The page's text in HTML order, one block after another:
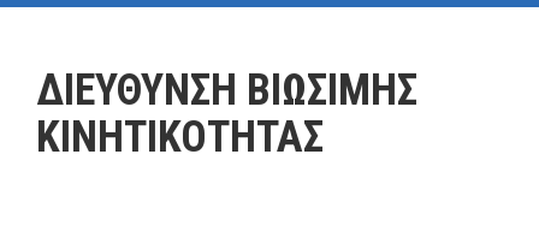
ΔΙΕΥΘΥΝΣΗ ΒΙΩΣΙΜΗΣ
ΚΙΝΗΤΙΚΟΤΗΤΑΣ